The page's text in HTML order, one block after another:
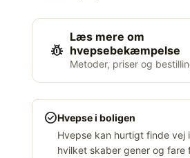
pest_control
Læs mere om
hvepsebekæmpelse
Metoder, priser og
check_circleHvepse i boligen
Hvepse kan hurtigt finde vej
hvilket skaber gener og fare